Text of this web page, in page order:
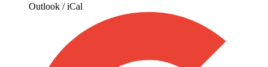
Outlook / iCal